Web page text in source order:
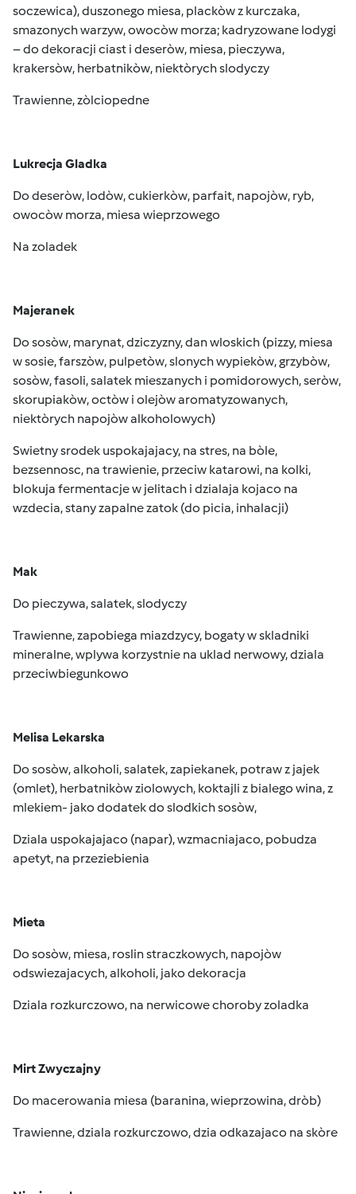
soczewica), duszonego miesa, plackòw z kurczaka,
smazonych warzyw, owocòw morza; kadryzowane lodygi
– do dekoracji ciast i deseròw, miesa, pieczywa,
krakersòw, herbatnikòw, niektòrych slodyczy
Trawienne, zòlciopedne
Lukrecja Gladka
Do deseròw, lodòw, cukierkòw, parfait, napojòw, ryb,
owocòw morza, miesa wieprzowego
Na zoladek
Majeranek
Do sosòw, marynat, dziczyzny, dan wloskich (pizzy, miesa
w sosie, farszòw, pulpetòw, slonych wypiekòw, grzybòw,
sosòw, fasoli, salatek mieszanych i pomidorowych, seròw,
skorupiakòw, octòw i olejòw aromatyzowanych,
niektòrych napojòw alkoholowych)
Swietny srodek uspokajajacy, na stres, na bòle,
bezsennosc, na trawienie, przeciw katarowi, na kolki,
blokuja fermentacje w jelitach i dzialaja kojaco na
wzdecia, stany zapalne zatok (do picia, inhalacji)
Mak
Do pieczywa, salatek, slodyczy
Trawienne, zapobiega miazdzycy, bogaty w skladniki
mineralne, wplywa korzystnie na uklad nerwowy, dziala
przeciwbiegunkowo
Melisa Lekarska
Do sosòw, alkoholi, salatek, zapiekanek, potraw z jajek
(omlet), herbatnikòw ziolowych, koktajli z bialego wina, z
mlekiem- jako dodatek do slodkich sosòw,
Dziala uspokajajaco (napar), wzmacniajaco, pobudza
apetyt, na przeziebienia
Mieta
Do sosòw, miesa, roslin straczkowych, napojòw
odswiezajacych, alkoholi, jako dekoracja
Dziala rozkurczowo, na nerwicowe choroby zoladka
Mirt Zwyczajny
Do macerowania miesa (baranina, wieprzowina, dròb)
Trawienne, dziala rozkurczowo, dzia odkazajaco na skòre